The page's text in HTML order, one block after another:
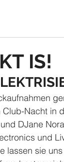
IS!
Nacht in
DJane
und
lassen sie